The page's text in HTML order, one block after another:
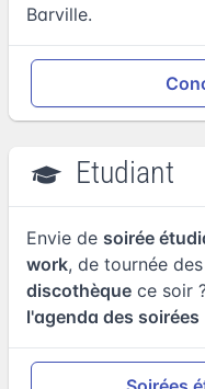
Barville.
Etudiant
Envie de soirée
work, de tournée des
discothèque ce soir
l'agenda des soirées